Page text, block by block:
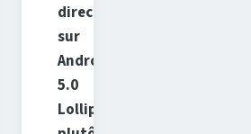
directement
sur
Android
5.0
Lollipop